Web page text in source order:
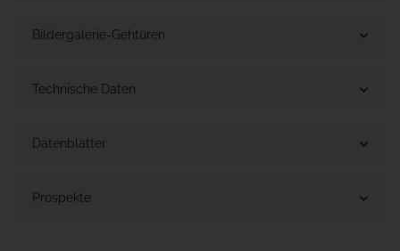
Bildergalerie-Gehtüren
Technische Daten
Datenblätter
Prospekte